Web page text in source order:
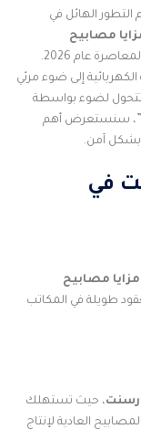
الهائل في
مصابيح
ومدى فعاليتها في المنازل والمكاتب المعاصرة عام 2026.
إلى ضوء مرئي
تتحول لضوء بواسطة
سنستعرض أهم
بشكل آمن.
في
مزايا مصابيح
طويلة في المكاتب
، حيث تستهلك
60% إلى 80% مقارنة بالمصابيح العادية لإنتاج